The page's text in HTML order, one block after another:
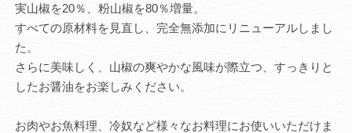
実山椒を20％、粉山椒を80％増量。
すべての原材料を見直し、完全無添加にリニューアルしまし
た。
さらに美味しく、山椒の爽やかな風味が際立つ、すっきりと
したお醤油をお楽しみください。
お肉やお魚料理、冷奴など様々なお料理にお使いいただけま